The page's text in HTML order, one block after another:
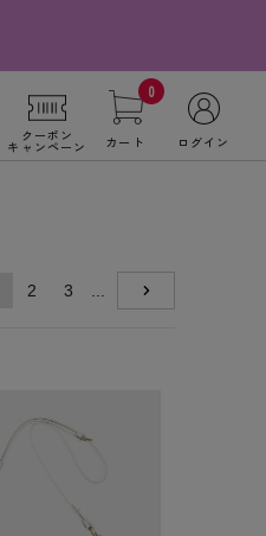
クーポン
キャンペーン
0
カート ログイン
2 3